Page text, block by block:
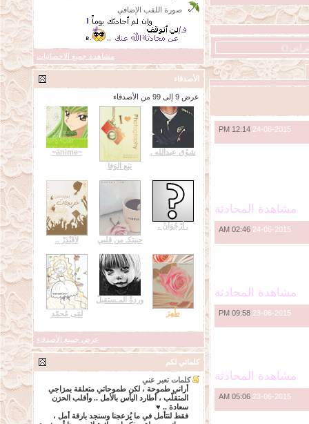
24-06-2015
12:14 PM
مشاهدة المحادثة
24-06-2015
02:46 AM
مشاهدة المحادثة
23-06-2015
09:58 PM
مشاهدة المحادثة
23-06-2015
05:06 AM
صورة اللقب الإضافي
مشاهدة جميع الاحصائيات
الأصدقاء
عرض 9 إلى 99 من الأصدقاء
شوُق عبدالله .
نبَع الوَفا
~anime~
. أُرْجُوَآنْ .
حبيتكـ من قلبي
لآڤِنْدَرْ ..
طُهرَ
وردةْ المـستقبلْ
لمَى مُحمّد
عرض جميع الأصدقاء
كلماتي لكم
كلمات تعبر عني
أراني طموحة ، لكن طموحاتي متعلقة بمزاجي
المتقلّب ، أطارد اليأس بالأمل .. وأقلب الحزن
سعادة .. ♥
فقط لنتأمل في ما يُزعجنا وسنجد بارقة أمل ،